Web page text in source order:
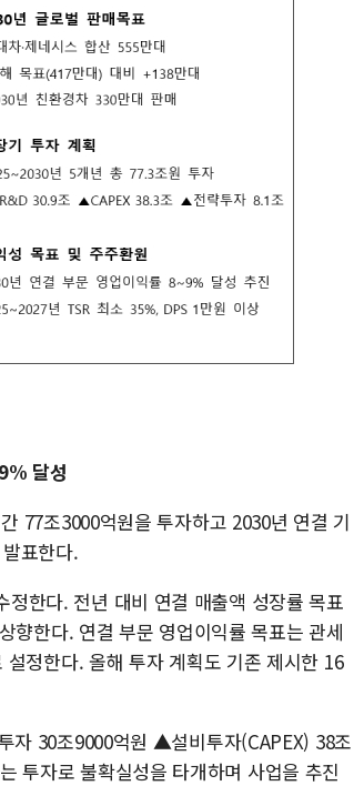
달성
77조3000억원을 투자하고 2030년 연결 기
표한다.
한다. 전년 대비 연결 매출액 성장률 목표
한다. 연결 부문 영업이익률 목표는 관세
정한다. 올해 투자 계획도 기존 제시한 16
자 30조9000억원 ▲설비투자(CAPEX) 38조
투자로 불확실성을 타개하며 사업을 추진